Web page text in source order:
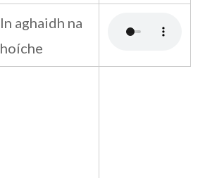
In aghaidh na
hoíche